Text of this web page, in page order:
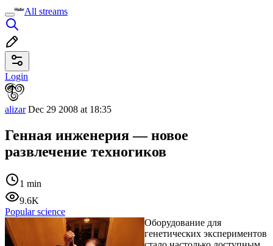
All streams
Login
alizarDec 29 2008 at 18:35
Генная инженерия — новое
развлечение техногиков
1 min
9.6K
Popular science
Оборудование для
генетических экспериментов